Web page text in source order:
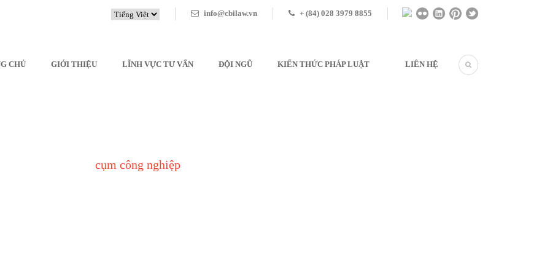
info@cbilaw.vn + (84) 028 3979 8855
CHỦ GIỚI THIỆU LĨNH VỰC TƯ VẤN ĐỘI NGŨ KIẾN THỨC PHÁP LUẬT LIÊN HỆ
cụm công nghiệp